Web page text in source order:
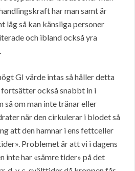
har man samt är
låg så kan känsliga personer
och ibland också yra
GI värde intas så håller detta
också snabbt in i
så om man inte tränar eller
när den cirkulerar i blodet så
att den hamnar i ens fettceller
Problemet är att vi i dagens
inte har «sämre tider» på det